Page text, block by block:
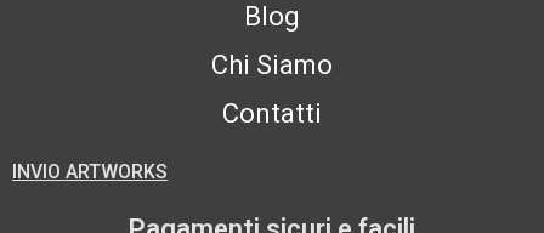
Blog
Chi Siamo
Contatti
INVIO ARTWORKS